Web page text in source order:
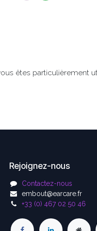
êtes particulièrement
Rejoignez-nous
Contactez-nous
embout@earcare.fr
+33 (0) 467 02 50 46